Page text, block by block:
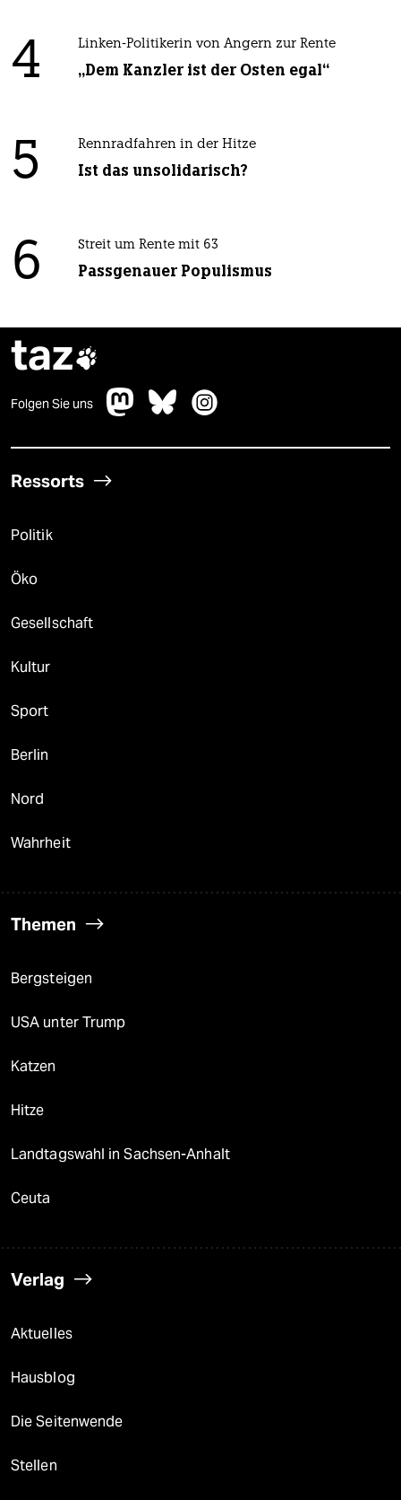
4 Linken-Politikerin von Angern zur Rente
„Dem Kanzler ist der Osten egal“
5 Rennradfahren in der Hitze
Ist das unsolidarisch?
6 Streit um Rente mit 63
Passgenauer Populismus
taz
Folgen Sie uns
Ressorts
Politik
Öko
Gesellschaft
Kultur
Sport
Berlin
Nord
Wahrheit
Themen
Bergsteigen
USA unter Trump
Katzen
Hitze
Landtagswahl in Sachsen-Anhalt
Ceuta
Verlag
Aktuelles
Hausblog
Die Seitenwende
Stellen